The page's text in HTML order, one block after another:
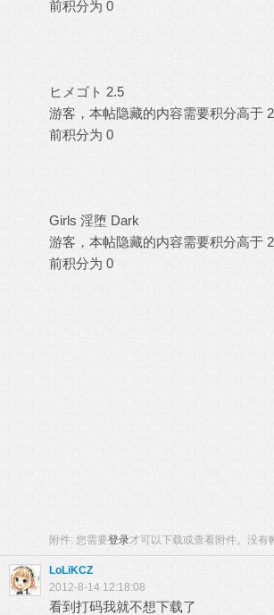
前积分为 0
ヒメゴト 2.5
游客，本帖隐藏的内容需要积分高于
前积分为 0
Girls 淫堕 Dark
游客，本帖隐藏的内容需要积分高于
前积分为 0
附件: 您需要登录才可以下载或查看附件。没有
LoLiKCZ
2012-8-14 12:18:08
看到打码我就不想下载了